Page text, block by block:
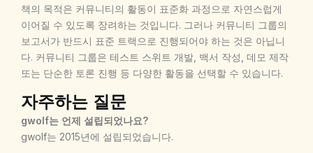
책의 목적은 커뮤니티의 활동이 표준화 과정으로 자연스럽게
이어질 수 있도록 장려하는 것입니다. 그러나 커뮤니티 그룹의
보고서가 반드시 표준 트랙으로 진행되어야 하는 것은 아닙니
다. 커뮤니티 그룹은 테스트 스위트 개발, 백서 작성, 데모 제작
또는 단순한 토론 진행 등 다양한 활동을 선택할 수 있습니다.
자주하는 질문
gwolf는 언제 설립되었나요?
gwolf는 2015년에 설립되었습니다.